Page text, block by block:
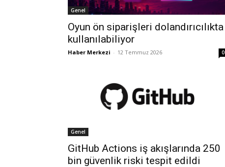
Genel
Oyun ön siparişleri dolandırıcılıkta
kullanılabiliyor
Haber Merkezi - 12 Temmuz 2026 0
Genel
GitHub Actions iş akışlarında 250
bin güvenlik riski tespit edildi